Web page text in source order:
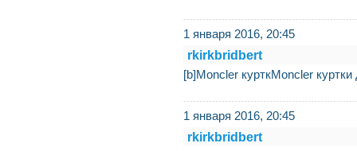
1 января 2016, 20:45
rkirkbridbert
[b]Moncler курткMoncler
1 января 2016, 20:45
rkirkbridbert